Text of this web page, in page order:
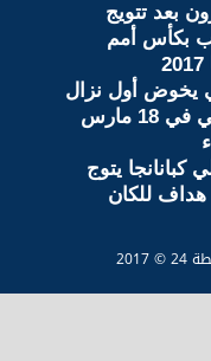
بعد تتويج
بكأس أمم
يخوض أول نزال
احترافي في 18 مارس
كبانانجا يتوج
للكان